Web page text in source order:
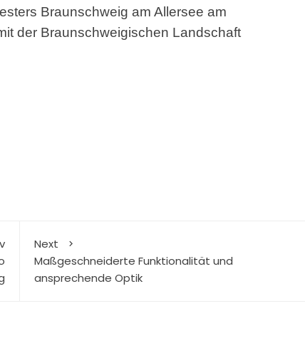
Braunschweig am Allersee am
der Braunschweigischen Landschaft
Next
Maßgeschneiderte Funktionalität und
ansprechende Optik